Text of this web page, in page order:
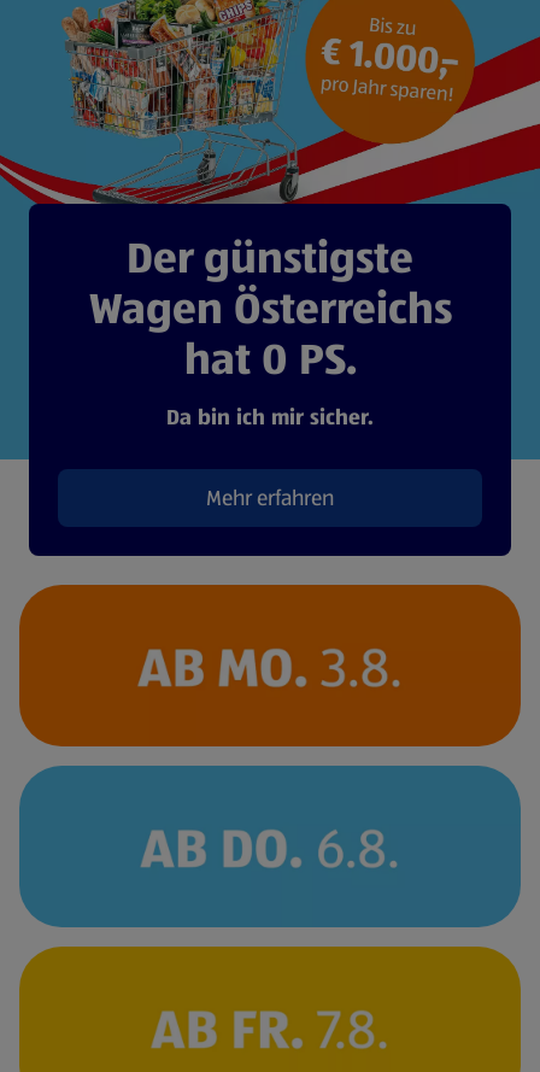
Der günstigste
Wagen Österreichs
hat 0 PS.
Da bin ich mir sicher.
Mehr erfahren